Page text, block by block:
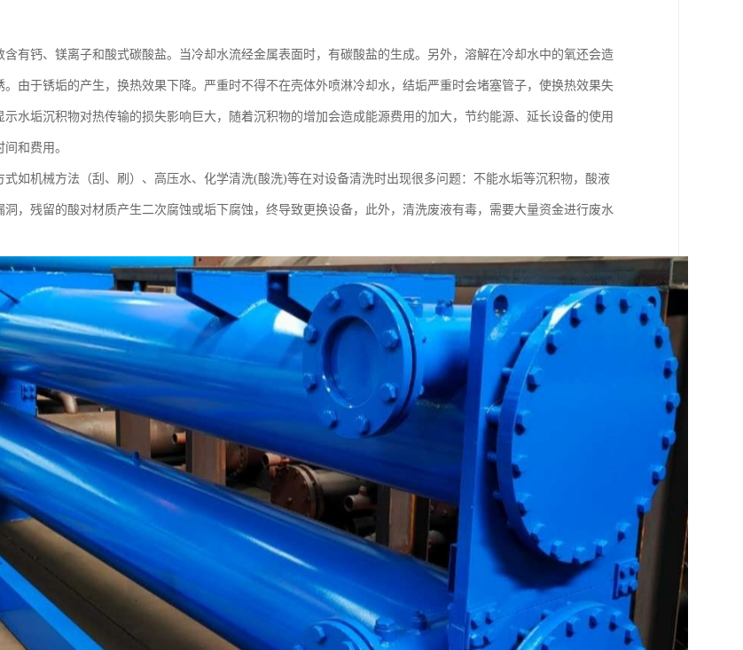
含有钙、镁离子和酸式碳酸盐。当冷却水流经金属表面时，有碳酸盐的生成。另外，溶解在冷却水中的氧还会造
。由于锈垢的产生，换热效果下降。严重时不得不在壳体外喷淋冷却水，结垢严重时会堵塞管子，使换热效果失
示水垢沉积物对热传输的损失影响巨大，随着沉积物的增加会造成能源费用的加大，节约能源、延长设备的使用
和费用。
式如机械方法（刮、刷）、高压水、化学清洗(酸洗)等在对设备清洗时出现很多问题：不能水垢等沉积物，酸液
洞，残留的酸对材质产生二次腐蚀或垢下腐蚀，终导致更换设备，此外，清洗废液有毒，需要大量资金进行废水